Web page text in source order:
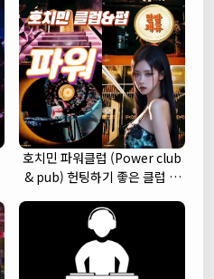
호치민 파워클럽 (Power club
& pub) 헌팅하기 좋은 클럽 추